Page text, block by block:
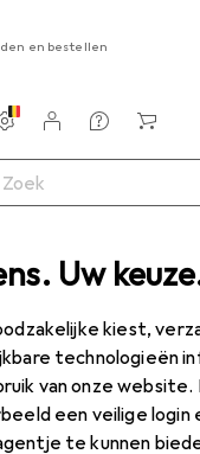
Uw
kiest,
technologieën
van onze
een veilige login
te kunnen
en bestellen
Blum
EUR
11,45 per stuk voor 2
Blum